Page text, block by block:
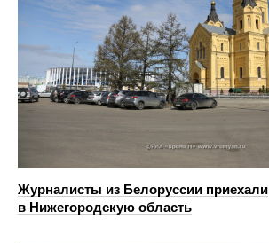
Журналисты из Белоруссии приехали
в Нижегородскую область